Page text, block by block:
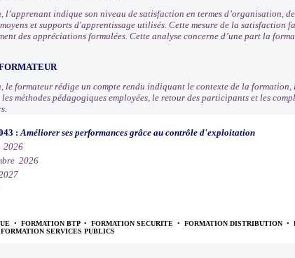
l’apprenant indique son niveau de satisfaction en termes d’organisation,
et supports d'apprentissage utilisés. Cette mesure de la
des appréciations formulées. Cette analyse concerne d’une part la
le formateur rédige un compte rendu indiquant le contexte de la
méthodes pédagogiques employées, le retour des participants et les
:Améliorer ses performances grâce au contrôle d'exploitation
2026
2026
• FORMATION BTP • FORMATION SECURITE • FORMATION DISTRIBUTION •
FORMATION SERVICES PUBLICS